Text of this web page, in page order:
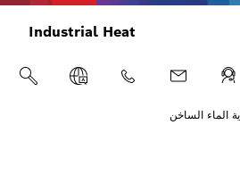
Industrial Heat
الماء الساخن